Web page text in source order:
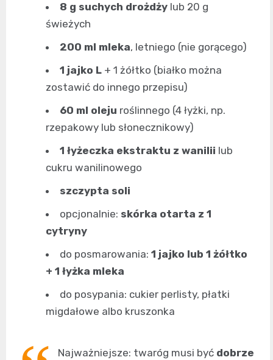
8 g suchych drożdży lub 20 g
świeżych
200 ml mleka, letniego (nie gorącego)
1 jajko L + 1 żółtko (białko można
zostawić do innego przepisu)
60 ml oleju roślinnego (4 łyżki, np.
rzepakowy lub słonecznikowy)
1 łyżeczka ekstraktu z wanilii lub
cukru wanilinowego
szczypta soli
opcjonalnie: skórka otarta z 1
cytryny
do posmarowania: 1 jajko lub 1 żółtko
+ 1 łyżka mleka
do posypania: cukier perlisty, płatki
migdałowe albo kruszonka
Najważniejsze: twaróg musi być dobrze